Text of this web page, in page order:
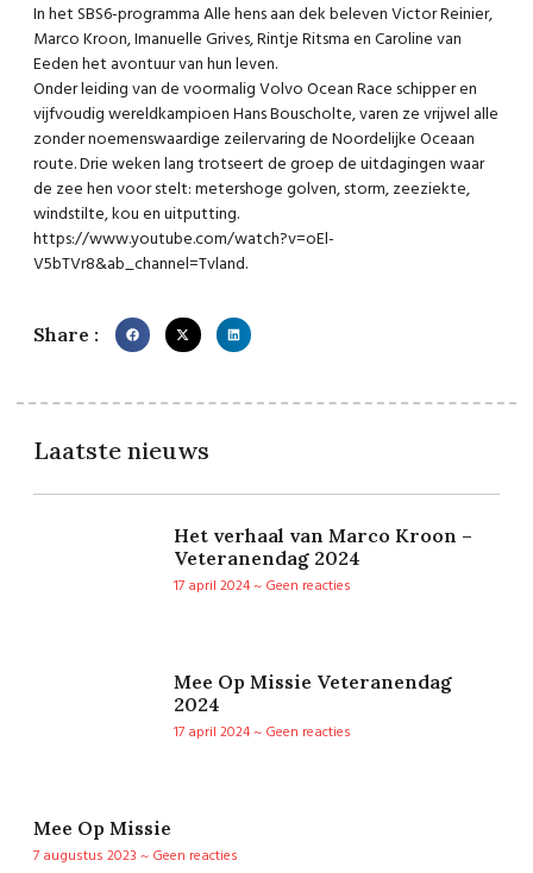
In het SBS6-programma Alle hens aan dek beleven Victor Reinier,
Marco Kroon, Imanuelle Grives, Rintje Ritsma en Caroline van
Eeden het avontuur van hun leven.
Onder leiding van de voormalig Volvo Ocean Race schipper en
vijfvoudig wereldkampioen Hans Bouscholte, varen ze vrijwel alle
zonder noemenswaardige zeilervaring de Noordelijke Oceaan
route. Drie weken lang trotseert de groep de uitdagingen waar
de zee hen voor stelt: metershoge golven, storm, zeeziekte,
windstilte, kou en uitputting.
https://www.youtube.com/watch?v=oEl-
V5bTVr8&ab_channel=Tvland.
Share :
Laatste nieuws
Het verhaal van Marco Kroon –
Veteranendag 2024
17 april 2024
Geen reacties
Mee Op Missie Veteranendag
2024
17 april 2024
Geen reacties
Mee Op Missie
7 augustus 2023
Geen reacties